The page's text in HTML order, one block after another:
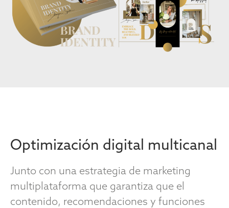
Optimización digital multicanal
Junto con una estrategia de marketing
multiplataforma que garantiza que el
contenido, recomendaciones y funciones